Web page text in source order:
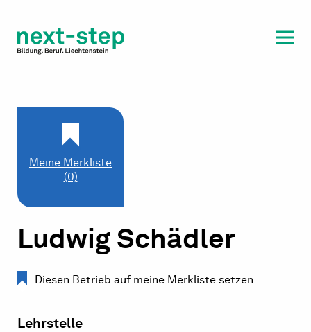
Beratung & Unterstützung
Ludwig Schädler
Diesen Betrieb auf meine Merkliste setzen
Lehrstelle
Meine Merkliste
(0)